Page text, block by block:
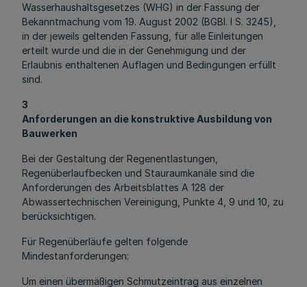
Wasserhaushaltsgesetzes (WHG) in der Fassung der
Bekanntmachung vom 19. August 2002 (BGBl. I S. 3245),
in der jeweils geltenden Fassung, für alle Einleitungen
erteilt wurde und die in der Genehmigung und der
Erlaubnis enthaltenen Auflagen und Bedingungen erfüllt
sind.
3
Anforderungen an die konstruktive Ausbildung von
Bauwerken
Bei der Gestaltung der Regenentlastungen,
Regenüberlaufbecken und Stauraumkanäle sind die
Anforderungen des Arbeitsblattes A 128 der
Abwassertechnischen Vereinigung, Punkte 4, 9 und 10, zu
berücksichtigen.
Für Regenüberläufe gelten folgende
Mindestanforderungen:
Um einen übermäßigen Schmutzeintrag aus einzelnen